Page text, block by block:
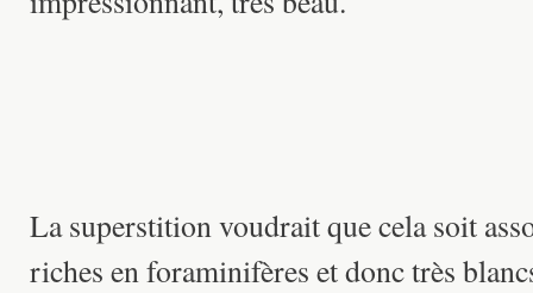
La superstition voudrait que cela soit
riches en foraminifères et donc très